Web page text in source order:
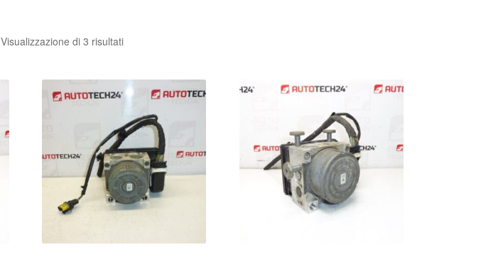
Visualizzazione di 3 risultatiOrdina
al
recente